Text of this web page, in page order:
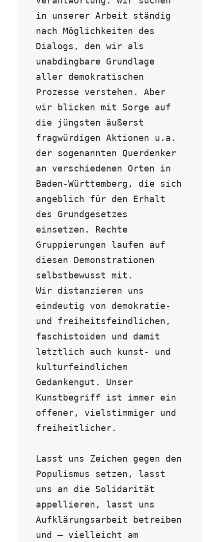
in unserer Arbeit ständig
nach Möglichkeiten des
Dialogs, den wir als
unabdingbare Grundlage
aller demokratischen
Prozesse verstehen. Aber
wir blicken mit Sorge auf
die jüngsten äußerst
fragwürdigen Aktionen u.a.
der sogenannten Querdenker
an verschiedenen Orten in
Baden-Württemberg, die sich
angeblich für den Erhalt
des Grundgesetzes
einsetzen. Rechte
Gruppierungen laufen auf
diesen Demonstrationen
selbstbewusst mit.
Wir distanzieren uns
eindeutig von demokratie-
und freiheitsfeindlichen,
faschistoiden und damit
letztlich auch kunst- und
kulturfeindlichem
Gedankengut. Unser
Kunstbegriff ist immer ein
offener, vielstimmiger und
freiheitlicher.
Lasst uns Zeichen gegen den
Populismus setzen, lasst
uns an die Solidarität
appellieren, lasst uns
Aufklärungsarbeit betreiben
und – vielleicht am